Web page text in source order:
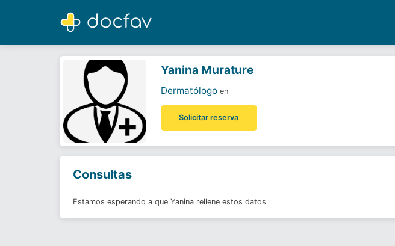
Yanina Murature
Dermatólogo
Yanina Murature
Dermatólogo en
Solicitar reserva
Consultas
Estamos esperando a que Yanina rellene estos datos